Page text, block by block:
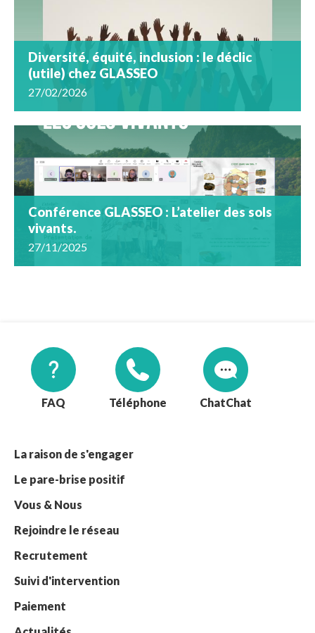
Diversité, équité, inclusion : le déclic
(utile) chez GLASSEO
27/02/2026
Conférence GLASSEO : L’atelier des sols
vivants.
27/11/2025
FAQ Téléphone Chat
La raison de s'engager
Le pare-brise positif
Vous & Nous
Rejoindre le réseau
Recrutement
Suivi d'intervention
Paiement